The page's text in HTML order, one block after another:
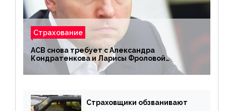
Страхование
АСВ снова требует с Александра
Кондратенкова и Ларисы Фроловой
возмещения убытков на 1,5 млрд р.
Страховщики обзванивают